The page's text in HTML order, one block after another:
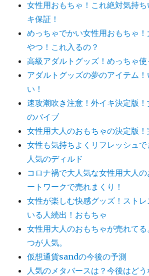
女性用おもちゃ！これ絶対気持ち
キ保証！
めっちゃでかい女性用おもちゃ
やつ！これ入るの？
高級アダルトグッズ！めっちゃ使
アダルトグッズの夢のアイテム
い！
速攻潮吹き注意！外イキ決定版
のバイブ
女性用大人のおもちゃの決定版
女性も気持ちよくリフレッシュで
人気のディルド
コロナ禍で大人気な女性用大人
ートワークで売れまくり！
女性が楽しむ快感グッズ！スト
いる人続出！おもちゃ
女性用大人のおもちゃが売れて
つが人気。
仮想通貨sandの今後の予測
人気のメタバースは？今後はどう